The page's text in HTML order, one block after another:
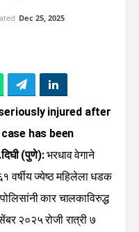
Dec 25, 2025
injured after
has been
(पुणे):भरधाव वेगाने
वर्षीय ज्येष्ठ महिलेला धडक
कार चालकाविरुद्ध
२०२५ रोजी रात्री ७